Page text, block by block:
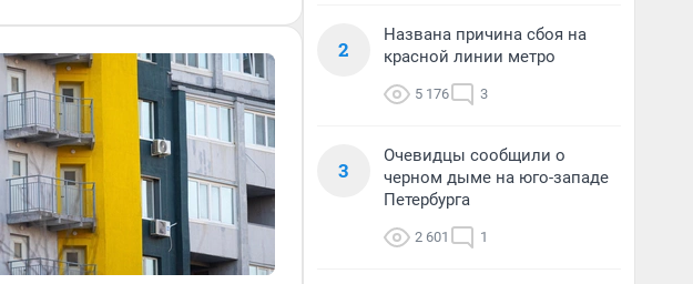
2
Названа причина сбоя на
красной линии метро
5 176 3
3
Очевидцы сообщили о
черном дыме на юго-западе
Петербурга
2 601 1